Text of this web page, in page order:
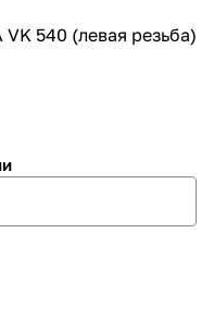
540 (левая резьба)